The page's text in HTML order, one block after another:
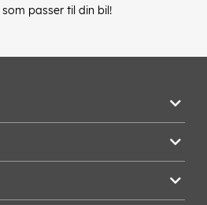
passer til din bil!